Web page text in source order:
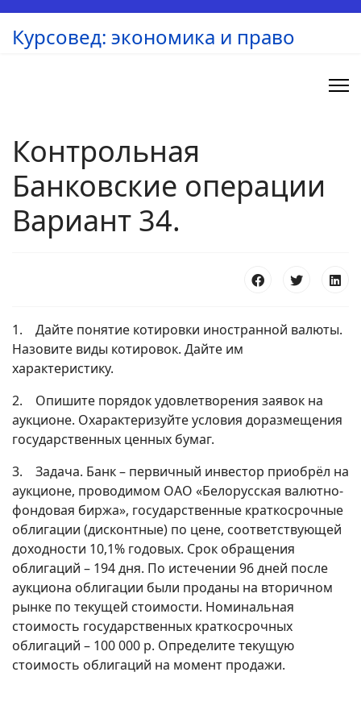
Курсовед: экономика и право
Контрольная
Банковские операции
Вариант 34.
1. Дайте понятие котировки иностранной валюты.
Назовите виды котировок. Дайте им
характеристику.
2. Опишите порядок удовлетворения заявок на
аукционе. Охарактеризуйте условия доразмещения
государственных ценных бумаг.
3. Задача. Банк – первичный инвестор приобрёл на
аукционе, проводимом ОАО «Белорусская валютно-
фондовая биржа», государственные краткосрочные
облигации (дисконтные) по цене, соответствующей
доходности 10,1% годовых. Срок обращения
облигаций – 194 дня. По истечении 96 дней после
аукциона облигации были проданы на вторичном
рынке по текущей стоимости. Номинальная
стоимость государственных краткосрочных
облигаций – 100 000 р. Определите текущую
стоимость облигаций на момент продажи.